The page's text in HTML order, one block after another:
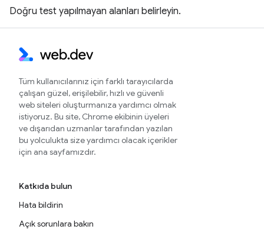
Doğru test yapılmayan alanları belirleyin.
Tüm kullanıcılarınız için farklı tarayıcılarda
çalışan güzel, erişilebilir, hızlı ve güvenli
web siteleri oluşturmanıza yardımcı olmak
istiyoruz. Bu site, Chrome ekibinin üyeleri
ve dışarıdan uzmanlar tarafından yazılan
bu yolculukta size yardımcı olacak içerikler
için ana sayfamızdır.
Katkıda bulun
Hata bildirin
Açık sorunlara bakın